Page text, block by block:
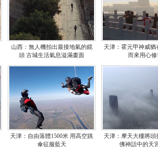
山西：無人機拍出最接地氣的鏡
頭 古城生活氣息溢滿畫面
天津：霍元甲神威猶
而來用心修
天津：自由落體1500米 用高空跳
傘征服藍天
天津：摩天大樓將頭
佛神話中的天